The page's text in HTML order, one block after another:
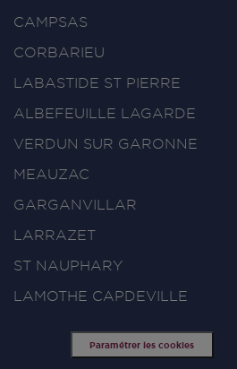
CAMPSAS
CORBARIEU
LABASTIDE ST PIERRE
ALBEFEUILLE LAGARDE
VERDUN SUR GARONNE
MEAUZAC
GARGANVILLAR
LARRAZET
ST NAUPHARY
LAMOTHE CAPDEVILLE
Paramétrer les cookies